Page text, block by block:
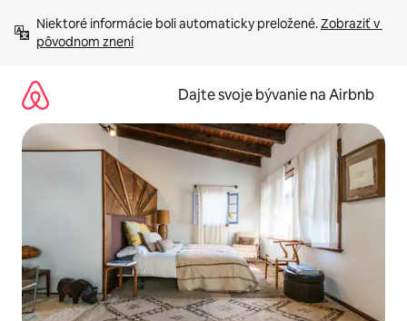
obsah.
Niektoré informácie boli automaticky preložené. Zobraziť v
pôvodnom znení
Dajte svoje bývanie na Airbnb